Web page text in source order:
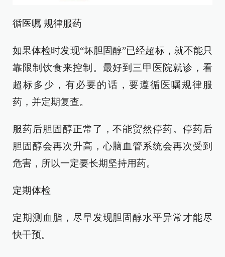
循医嘱 规律服药
如果体检时发现“坏胆固醇”已经超标，就不能只
靠限制饮食来控制。最好到三甲医院就诊，看
超标多少，有必要的话，要遵循医嘱规律服
药，并定期复查。
服药后胆固醇正常了，不能贸然停药。停药后
胆固醇会再次升高，心脑血管系统会再次受到
危害，所以一定要长期坚持用药。
定期体检
定期测血脂，尽早发现胆固醇水平异常才能尽
快干预。